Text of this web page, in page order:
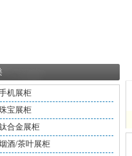
机展柜
宝展柜
合金展柜
酒/茶叶展柜